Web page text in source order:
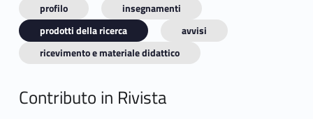
profilo
insegnamenti
prodotti della ricerca
avvisi
ricevimento e materiale didattico
Contributo in Rivista